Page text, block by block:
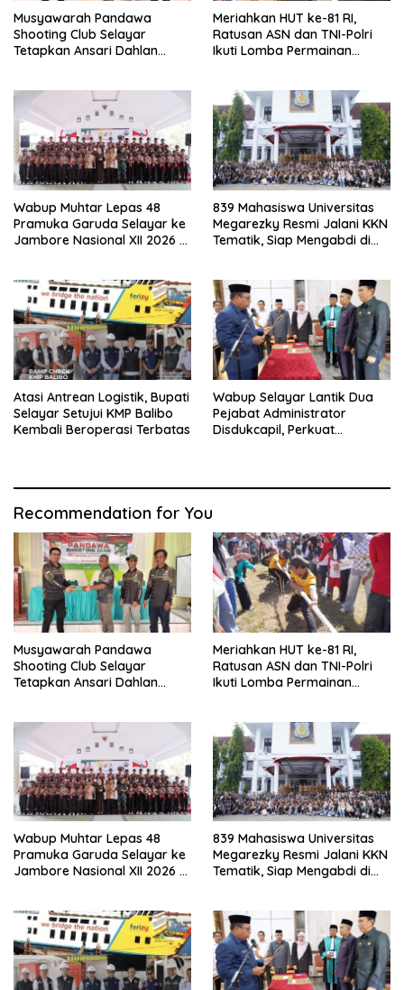
Musyawarah Pandawa
Shooting Club Selayar
Tetapkan Ansari Dahlan
Meriahkan HUT ke-81 RI,
Ratusan ASN dan TNI-Polri
Ikuti Lomba Permainan
Wabup Muhtar Lepas 48
Pramuka Garuda Selayar ke
Jambore Nasional XII 2026 di
839 Mahasiswa Universitas
Megarezky Resmi Jalani KKN
Tematik, Siap Mengabdi di
Atasi Antrean Logistik, Bupati
Selayar Setujui KMP Balibo
Kembali Beroperasi Terbatas
Wabup Selayar Lantik Dua
Pejabat Administrator
Disdukcapil, Perkuat
Recommendation for You
Musyawarah Pandawa
Shooting Club Selayar
Tetapkan Ansari Dahlan
Meriahkan HUT ke-81 RI,
Ratusan ASN dan TNI-Polri
Ikuti Lomba Permainan
Wabup Muhtar Lepas 48
Pramuka Garuda Selayar ke
Jambore Nasional XII 2026 di
839 Mahasiswa Universitas
Megarezky Resmi Jalani KKN
Tematik, Siap Mengabdi di